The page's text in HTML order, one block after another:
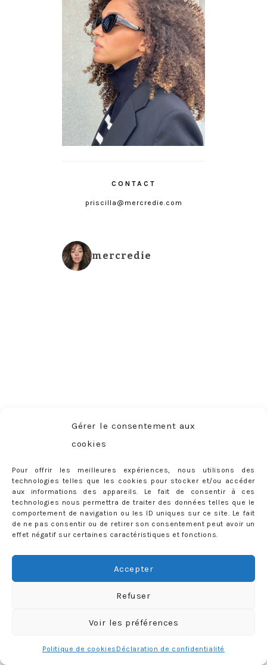
Gérer le consentement aux
cookies
Pour offrir les meilleures expériences, nous utilisons des
technologies telles que les cookies pour stocker et/ou accéder
aux informations des appareils. Le fait de consentir à ces
technologies nous permettra de traiter des données telles que le
comportement de navigation ou les ID uniques sur ce site. Le fait
de ne pas consentir ou de retirer son consentement peut avoir un
effet négatif sur certaines caractéristiques et fonctions.
Accepter
Refuser
Voir les préférences
Politique de cookies Déclaration de confidentialité
CONTACT
priscilla@mercredie.com
mercredie
Charger plus Follow me
CATÉGORIES
Rechercher :